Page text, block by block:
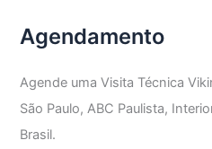
Agendamento
Agende uma Visita Técnica
São Paulo, ABC Paulista,
Brasil.